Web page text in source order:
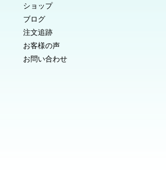
ショップ
ブログ
注文追跡
お客様の声
お問い合わせ